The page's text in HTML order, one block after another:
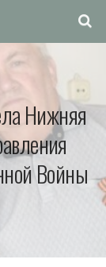
Нижняя
Войны